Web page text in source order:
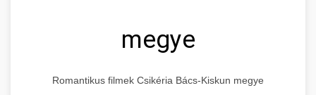
megye
Romantikus filmek Csikéria Bács-Kiskun megye